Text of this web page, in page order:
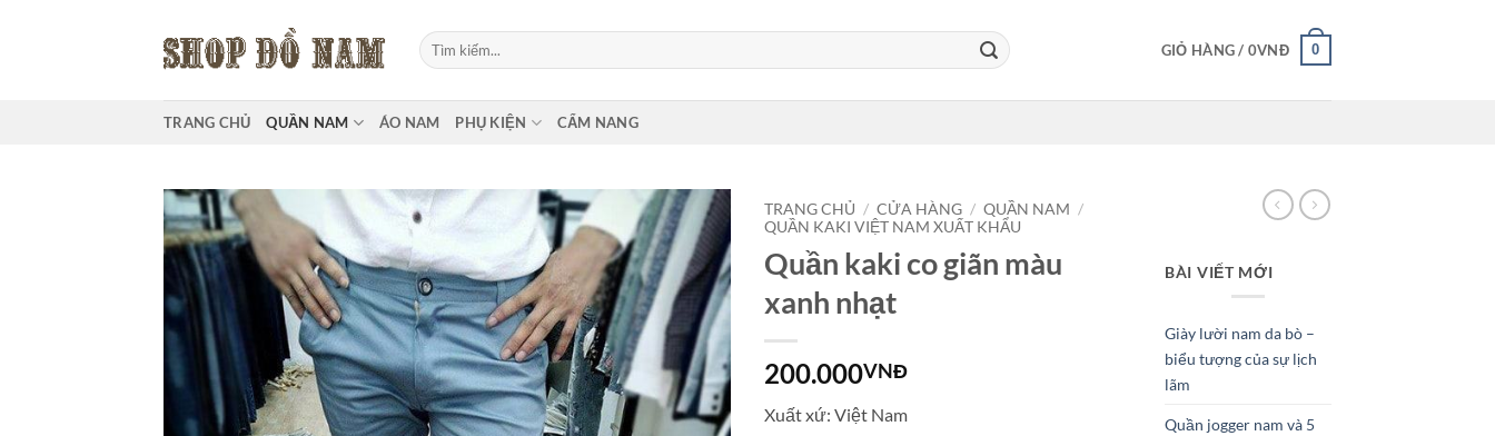
Tìm
kiếm:
GIỎ HÀNG / 0VNĐ 0
TRANG CHỦ QUẦN NAM ÁO NAM PHỤ KIỆN CẨM NANG
TRANG CHỦ / CỬA HÀNG / QUẦN NAM /
QUẦN KAKI VIỆT NAM XUẤT KHẨU
Quần kaki co giãn màu
xanh nhạt
200.000VNĐ
Xuất xứ: Việt Nam
BÀI VIẾT MỚI
Giày lười nam da bò –
biểu tượng của sự lịch
lãm
Quần jogger nam và 5